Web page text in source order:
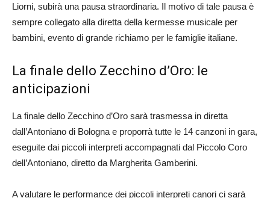
Liorni, subirà una pausa straordinaria. Il motivo di tale pausa è
sempre collegato alla diretta della kermesse musicale per
bambini, evento di grande richiamo per le famiglie italiane.
La finale dello Zecchino d’Oro: le
anticipazioni
La finale dello Zecchino d’Oro sarà trasmessa in diretta
dall’Antoniano di Bologna e proporrà tutte le 14 canzoni in gara,
eseguite dai piccoli interpreti accompagnati dal Piccolo Coro
dell’Antoniano, diretto da Margherita Gamberini.
A valutare le performance dei piccoli interpreti canori ci sarà